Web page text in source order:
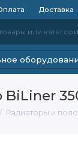
Доставка
Радиаторы и